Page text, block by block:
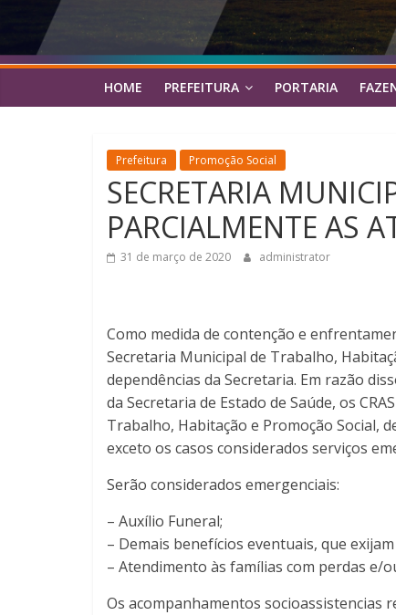
HOME PREFEITURA PORTARIA
Prefeitura Promoção Social
SECRETARIA
PARCIALMENTE AS
31 de março de 2020 administrator
Como medida de contenção e
Secretaria Municipal de Trabalho,
dependências da Secretaria. Em razão
da Secretaria de Estado de Saúde, os
Trabalho, Habitação e Promoção Social,
exceto os casos considerados serviços
Serão considerados emergenciais:
– Auxílio Funeral;
– Demais benefícios eventuais, que
– Atendimento às famílias com perdas e/
Os acompanhamentos socioassistencias